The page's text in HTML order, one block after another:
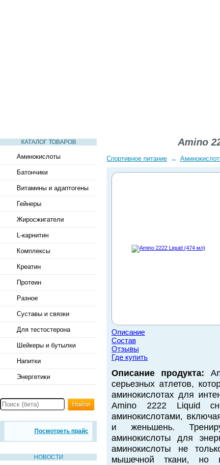
КАТАЛОГ ТОВАРОВ
Аминокислоты
Батончики
Витамины и адаптогены
Гейнеры
Жиросжигатели
L-карнитин
Комплексы
Креатин
Протеин
Разное
Суставы и связки
Для тестостерона
Шейкеры и бутылки
Напитки
Энергетики
Найти
Посмотреть прайс
НОВОСТИ
Amino
Спортивное питание →
Описание
Состав
Отзывы
Где купить
Описание продукта:
серьезных атлетов,
аминокислотах для
Amino 2222 Liquid
аминокислотами,
и женьшень.
аминокислоты для
аминокислоты не
мышечной ткани, но